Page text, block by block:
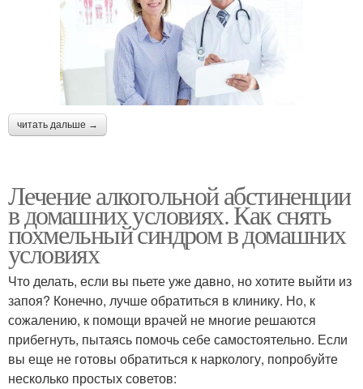
читать дальше →
Лечение алкогольной абстиненции
в домашних условиях. Как снять
похмельный синдром в домашних
условиях
Что делать, если вы пьете уже давно, но хотите выйти из
запоя? Конечно, лучше обратиться в клинику. Но, к
сожалению, к помощи врачей не многие решаются
прибегнуть, пытаясь помочь себе самостоятельно. Если
вы еще не готовы обратиться к наркологу, попробуйте
несколько простых советов: